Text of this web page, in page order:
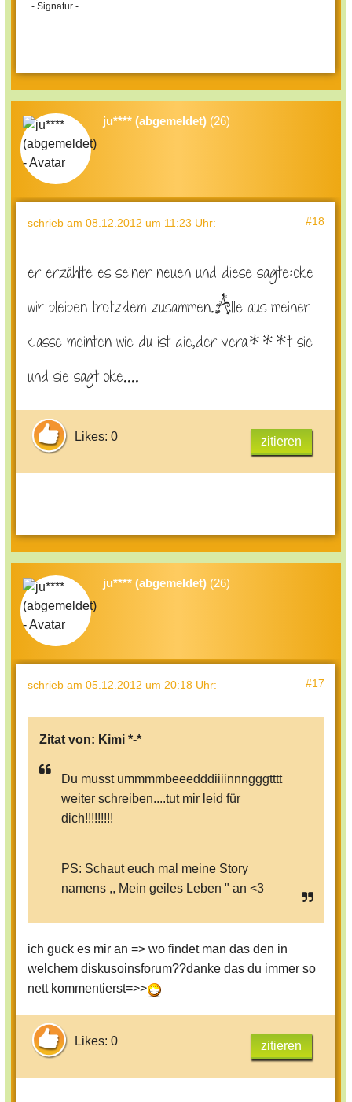
- Signatur -
ju**** (abgemeldet) (26)
schrieb am 08.12.2012 um 11:23 Uhr: #18
er erzählte es seiner neuen und diese sagte:oke
wir bleiben trotzdem zusammen.Alle aus meiner
klasse meinten wie du ist die,der vera***t sie
und sie sagt oke....
Likes: 0 zitieren
ju**** (abgemeldet) (26)
schrieb am 05.12.2012 um 20:18 Uhr: #17
Zitat von: Kimi *-*
Du musst ummmmbeeedddiiiinnngggtttt
weiter schreiben....tut mir leid für
dich!!!!!!!!!
PS: Schaut euch mal meine Story
namens ,, Mein geiles Leben " an <3
ich guck es mir an => wo findet man das den in
welchem diskusoinsforum??danke das du immer so
nett kommentierst=>>
Likes: 0 zitieren